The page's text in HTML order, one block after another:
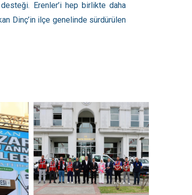
Erenler’i hep birlikte daha
Dinç’in ilçe genelinde sürdürülen